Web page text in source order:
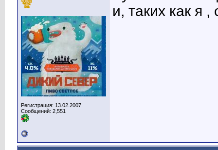
Регистрация: 13.02.2007
Сообщений: 2,551
и, таких как я ,